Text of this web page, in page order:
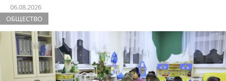
06.08.2026
ОБЩЕСТВО